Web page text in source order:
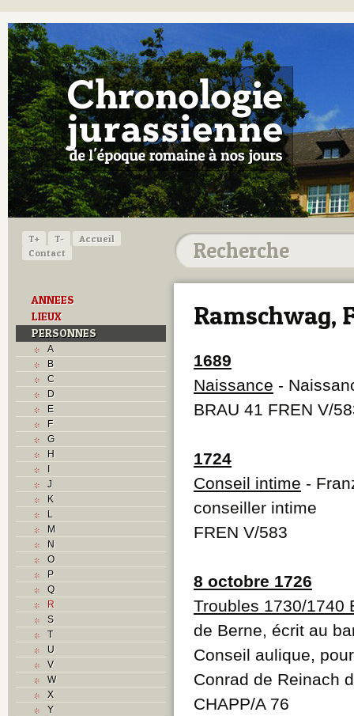
T+ T-
Accueil
Contact
ANNEES
LIEUX
PERSONNES
A
B
C
D
E
F
G
H
I
J
K
L
M
N
O
P
Q
R
S
T
U
V
W
X
Y
Ramschwag,
1689
Naissance -
BRAU 41 FREN V/
1724
Conseil intime -
conseiller intime
FREN V/583
8 octobre 1726
Troubles 1730/1740
de Berne, écrit au
Conseil aulique,
Conrad de Reinach
CHAPP/A 76